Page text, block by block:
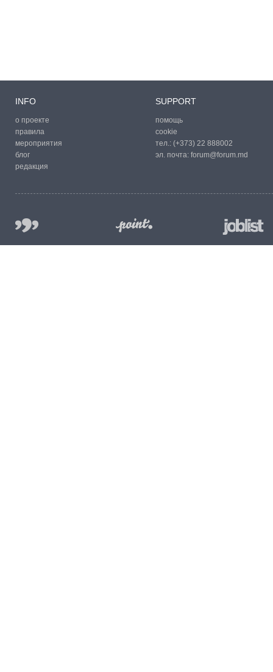
INFO
о проекте
правила
мероприятия
блог
редакция
SUPPORT
помощь
cookie
тел.: (+373) 22 888002
эл. почта: forum@forum.md